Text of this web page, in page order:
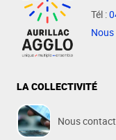
Tél :
LA COLLECTIVITÉ
Nous